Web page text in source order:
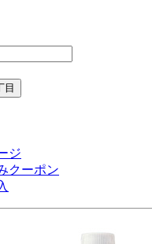
目
ジ
クーポン